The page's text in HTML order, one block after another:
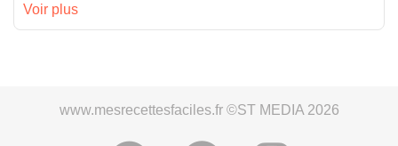
Voir plus
www.mesrecettesfaciles.fr ©ST MEDIA 2026